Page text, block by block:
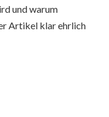
und warum
Artikel klar ehrlich